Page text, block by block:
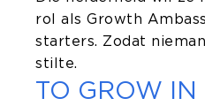
rol als Growth
starters. Zodat
stilte.
TO GROW IN